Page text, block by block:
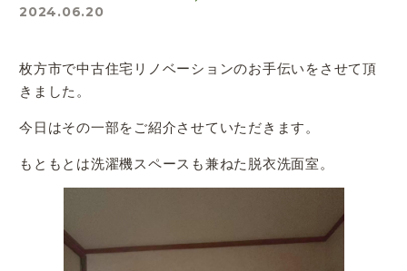
2024.06.20
枚方市で中古住宅リノベーションのお手伝いをさせて頂
きました。
今日はその一部をご紹介させていただきます。
もともとは洗濯機スペースも兼ねた脱衣洗面室。